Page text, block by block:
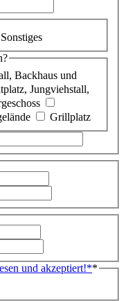
Sonstiges
Backhaus und
Jungviehstall,
Grillplatz
und akzeptiert!**